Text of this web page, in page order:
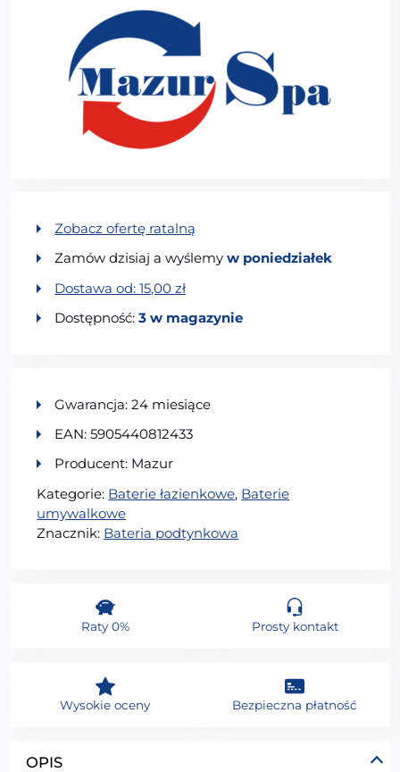
OPIS
Zobacz ofertę ratalną
Zamów dzisiaj a wyślemyw poniedziałek
Dostawa od:15,00zł
Dostępność:3 w magazynie
Gwarancja: 24 miesiące
EAN: 5905440812433
Producent: Mazur
Kategorie: Baterie łazienkowe, Baterie
umywalkowe
Znacznik: Bateria podtynkowa
Raty 0% Prosty kontakt
Wysokie oceny Bezpieczna płatność